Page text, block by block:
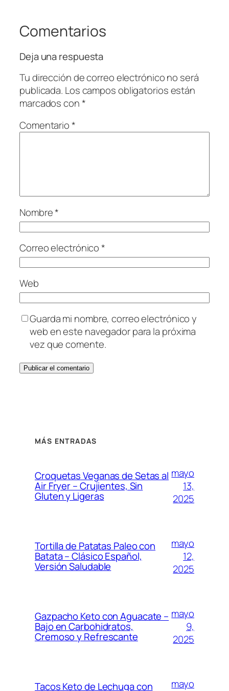
Comentarios
Deja una respuesta
Tu dirección de correo electrónico no será
publicada. Los campos obligatorios están
marcados con*
Comentario*
Nombre*
Correo electrónico*
Web
Guarda mi nombre, correo electrónico y
web en este navegador para la próxima
vez que comente.
MÁS ENTRADAS
Croquetas Veganas de Setas al
Air Fryer – Crujientes, Sin
Gluten y Ligeras
mayo
13,
2025
Tortilla de Patatas Paleo con
Batata – Clásico Español,
Versión Saludable
mayo
12,
2025
Gazpacho Keto con Aguacate –
Bajo en Carbohidratos,
Cremoso y Refrescante
mayo
9,
2025
Tacos Keto de Lechuga con
mayo